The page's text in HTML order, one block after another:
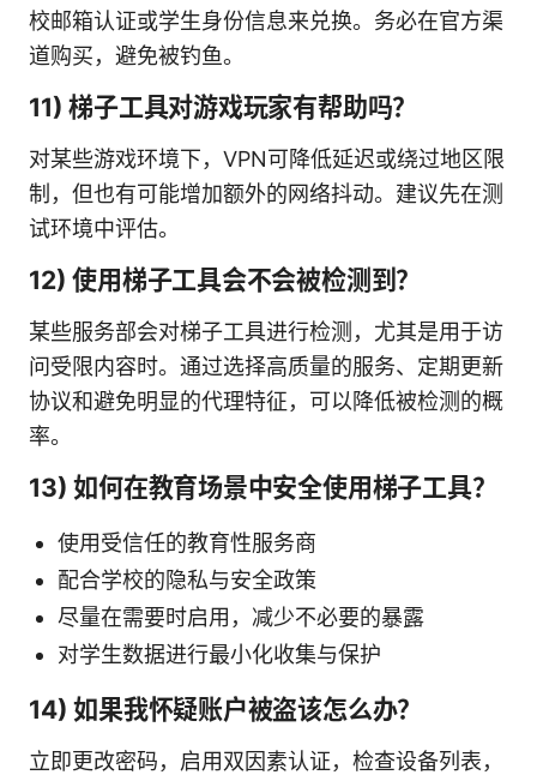
校邮箱认证或学生身份信息来兑换。务必在官方渠
道购买，避免被钓鱼。
11) 梯子工具对游戏玩家有帮助吗？
对某些游戏环境下，VPN可降低延迟或绕过地区限
制，但也有可能增加额外的网络抖动。建议先在测
试环境中评估。
12) 使用梯子工具会不会被检测到？
某些服务部会对梯子工具进行检测，尤其是用于访
问受限内容时。通过选择高质量的服务、定期更新
协议和避免明显的代理特征，可以降低被检测的概
率。
13) 如何在教育场景中安全使用梯子工具？
使用受信任的教育性服务商
配合学校的隐私与安全政策
尽量在需要时启用，减少不必要的暴露
对学生数据进行最小化收集与保护
14) 如果我怀疑账户被盗该怎么办？
立即更改密码，启用双因素认证，检查设备列表，